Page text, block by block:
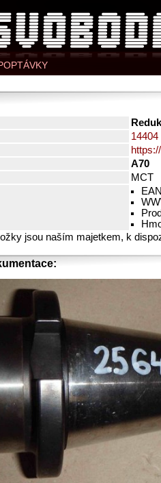
14404
A70
MCT
jsou naším majetkem, k